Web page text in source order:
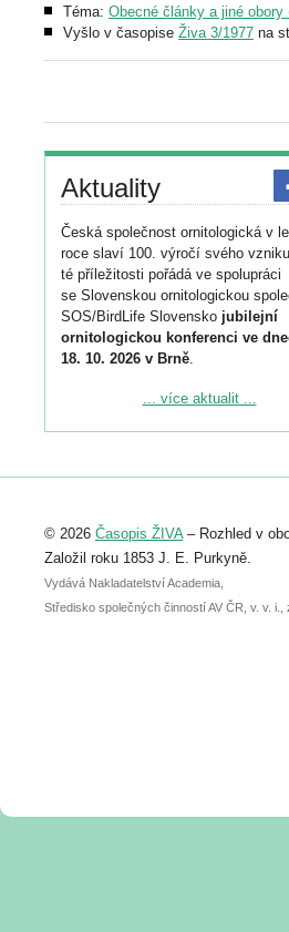
Téma: Obecné články a jiné
Vyšlo v časopise Živa 3/1977 na
Aktuality
Česká společnost ornitologická v
roce slaví 100. výročí svého
té příležitosti pořádá ve spolupráci
se Slovenskou ornitologickou
SOS/BirdLife Slovensko jubilejní
ornitologickou konferenci ve
18. 10. 2026 v Brně.
Podrobnější informace ke konferenci
Registrovat se můžete do 6. září.
abstraktu přihlášené přednášky
posteru je už 30. června.
... více aktualit ...
© 2026 Časopis ŽIVA– Rozhled v
Založil roku 1853 J. E. Purkyně.
Vydává Nakladatelství Academia,
Středisko společných činností AV ČR, v. v. i.,